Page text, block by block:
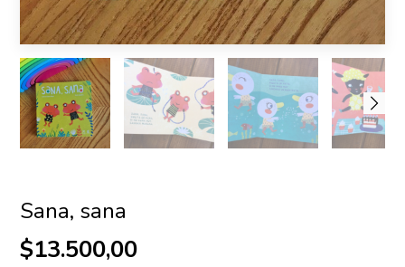
Sana, sana
$13.500,00